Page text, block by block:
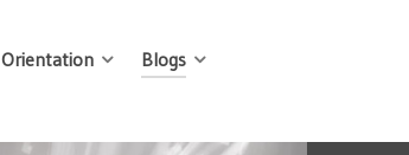
Orientation Blogs